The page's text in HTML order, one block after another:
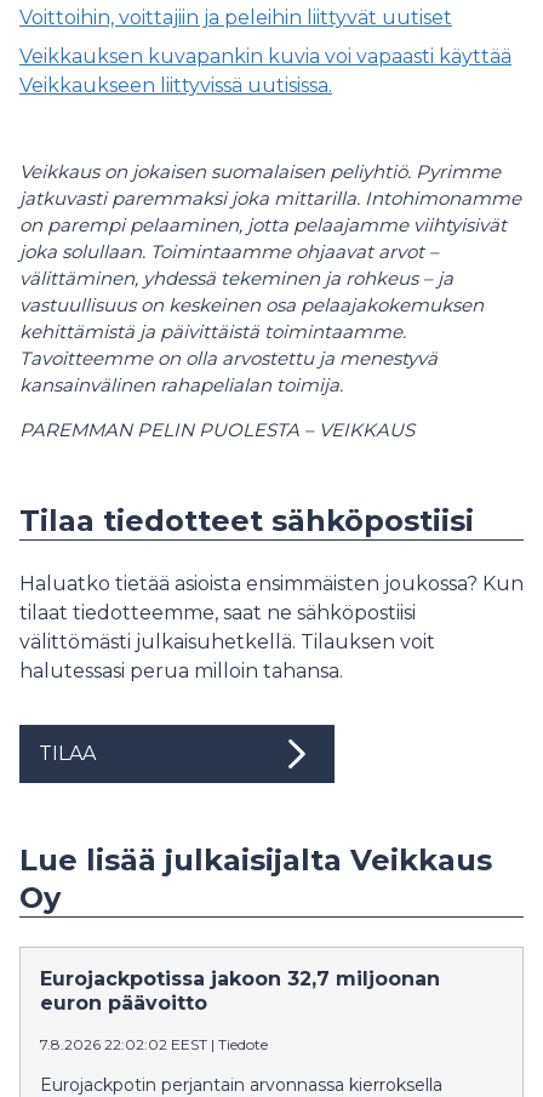
Voittoihin, voittajiin ja peleihin liittyvät uutiset
Veikkauksen kuvapankin kuvia voi vapaasti käyttää
Veikkaukseen liittyvissä uutisissa.
Veikkaus on jokaisen suomalaisen peliyhtiö. Pyrimme
jatkuvasti paremmaksi joka mittarilla. Intohimonamme
on parempi pelaaminen, jotta pelaajamme viihtyisivät
joka solullaan. Toimintaamme ohjaavat arvot –
välittäminen, yhdessä tekeminen ja rohkeus – ja
vastuullisuus on keskeinen osa pelaajakokemuksen
kehittämistä ja päivittäistä toimintaamme.
Tavoitteemme on olla arvostettu ja menestyvä
kansainvälinen rahapelialan toimija.
PAREMMAN PELIN PUOLESTA – VEIKKAUS
Tilaa tiedotteet sähköpostiisi
Haluatko tietää asioista ensimmäisten joukossa? Kun
tilaat tiedotteemme, saat ne sähköpostiisi
välittömästi julkaisuhetkellä. Tilauksen voit
halutessasi perua milloin tahansa.
TILAA
Lue lisää julkaisijalta Veikkaus
Oy
Eurojackpotissa jakoon 32,7 miljoonan
euron päävoitto
7.8.2026 22:02:02 EEST | Tiedote
Eurojackpotin perjantain arvonnassa kierroksella